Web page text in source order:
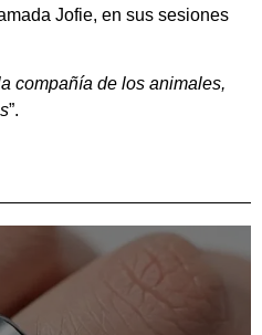
Jofie, en sus sesiones
compañía de los animales,
”.